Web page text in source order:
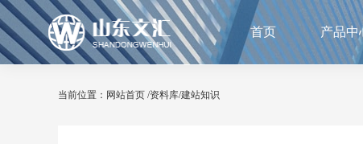
首页 产品中
当前位置： 网站首页 /资料库/建站知识